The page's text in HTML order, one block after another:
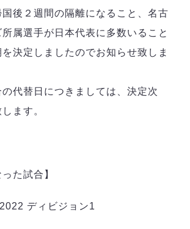
ル白山
浜松
（Ｆ１）
浦安
すみだ
レ
ャンズFOLLOW US!
後２週間の隔離になること、名古
属選手が日本代表に多数いること
決定しましたのでお知らせ致しま
代替日につきましては、決定次
ます。
た試合】
ディビジョン1